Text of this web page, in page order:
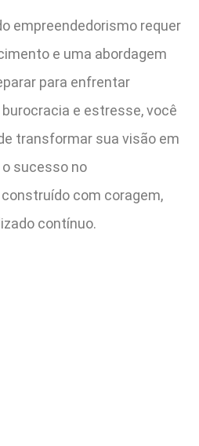
empreendedorismo requer
e uma abordagem
para enfrentar
e estresse, você
transformar sua visão em
sucesso no
com coragem,
contínuo.